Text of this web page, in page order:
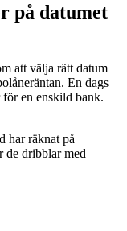
på datumet
att välja rätt datum
En dags
en enskild bank.
har räknat på
de dribblar med